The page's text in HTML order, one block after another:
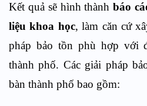
Kết quả sẽ hình thànhbáo
liệu khoa học, làm căn cứ
pháp bảo tồn phù hợp với
thành phố. Các giải pháp
bàn thành phố bao gồm: